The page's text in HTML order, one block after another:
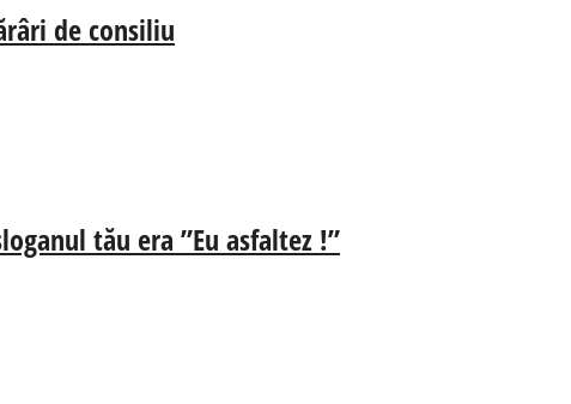
de consiliu
tău era ”Eu asfaltez !”